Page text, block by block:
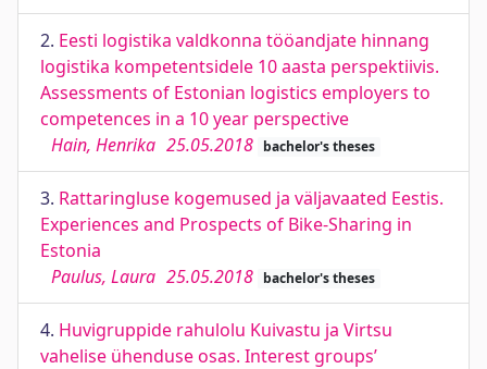
2. Eesti logistika valdkonna tööandjate hinnang
logistika kompetentsidele 10 aasta perspektiivis.
Assessments of Estonian logistics employers to
competences in a 10 year perspective
Hain, Henrika 25.05.2018 bachelor's theses
3. Rattaringluse kogemused ja väljavaated Eestis.
Experiences and Prospects of Bike-Sharing in
Estonia
Paulus, Laura 25.05.2018 bachelor's theses
4. Huvigruppide rahulolu Kuivastu ja Virtsu
vahelise ühenduse osas. Interest groups’